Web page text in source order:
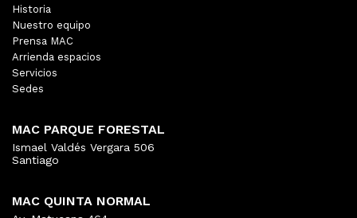
Historia
Nuestro equipo
Prensa MAC
Arrienda espacios
Servicios
Sedes
MAC PARQUE FORESTAL
Ismael Valdés Vergara 506
Santiago
MAC QUINTA NORMAL